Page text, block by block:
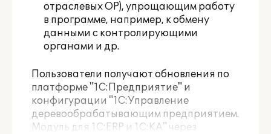
отраслевых ОР), упрощающим работу
в программе, например, к обмену
данными с контролирующими
органами и др.
Пользователи получают обновления по
платформе "1С:Предприятие" и
конфигурации "1С:Управление
деревообрабатывающим предприятием.
Модуль для 1С:ERP и 1С:КА" через